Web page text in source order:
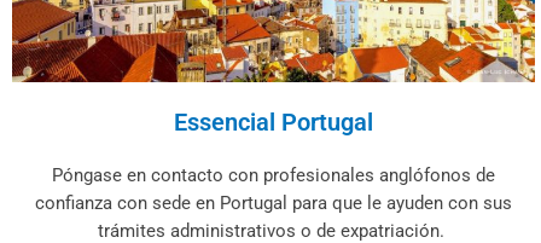
Essencial Portugal
Póngase en contacto con profesionales anglófonos de
confianza con sede en Portugal para que le ayuden con sus
trámites administrativos o de expatriación.